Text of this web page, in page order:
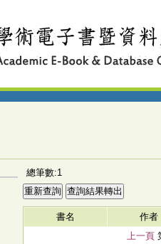
總筆數:1
書名
作者
上一頁